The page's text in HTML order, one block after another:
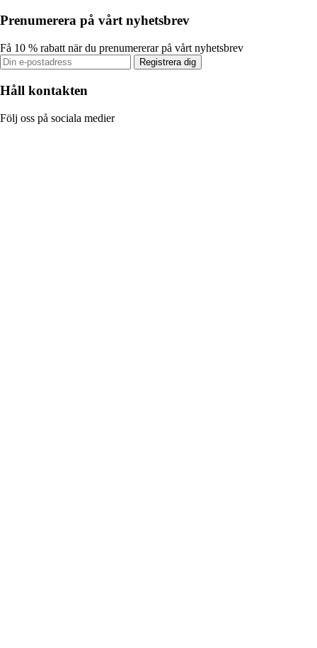
Prenumerera på vårt nyhetsbrev
Få 10 % rabatt när du prenumererar på vårt nyhetsbrev
Registrera dig
Håll kontakten
Följ oss på sociala medier